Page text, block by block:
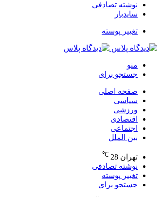
نوشته تصادفی
سایدبار
تغییر پوسته
منو
جستجو برای
صفحه اصلی
سیاسی
ورزشی
اقتصادی
اجتماعی
بین الملل
تهران 28
℃
نوشته تصادفی
تغییر پوسته
جستجو برای